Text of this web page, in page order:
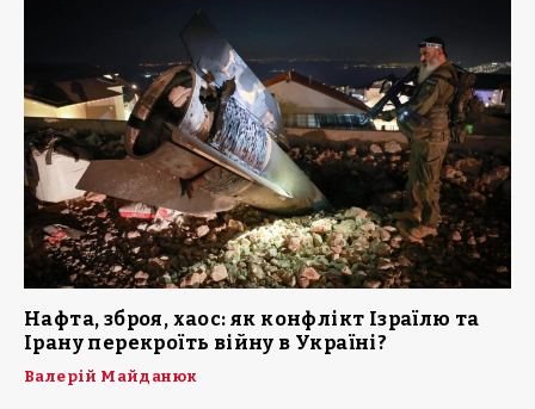
Нафта, зброя, хаос: як конфлікт Ізраїлю та
Ірану перекроїть війну в Україні?
Валерій Майданюк